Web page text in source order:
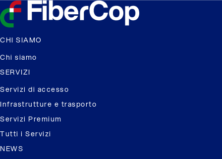
CHI SIAMO
Chi siamo
SERVIZI
Servizi di accesso
Infrastrutture e trasporto
Servizi Premium
Tutti i Servizi
NEWS